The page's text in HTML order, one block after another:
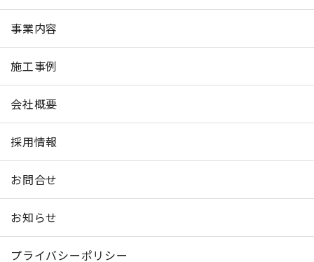
事業内容
施工事例
会社概要
採用情報
お問合せ
お知らせ
プライバシーポリシー